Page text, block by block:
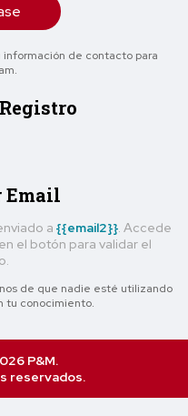
de contacto para
Email
a {{email2}} . Accede
el botón para validar el
de que nadie esté utilizando
tu conocimiento.
P&M.
reservados.